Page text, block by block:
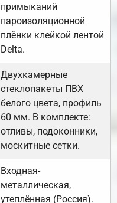
примыканий
пароизоляционной
плёнки клейкой лентой
Delta.
Двухкамерные
стеклопакеты ПВХ
белого цвета, профиль
60 мм. В комплекте:
отливы, подоконники,
москитные сетки.
Входная-
металлическая,
утеплённая (Россия).